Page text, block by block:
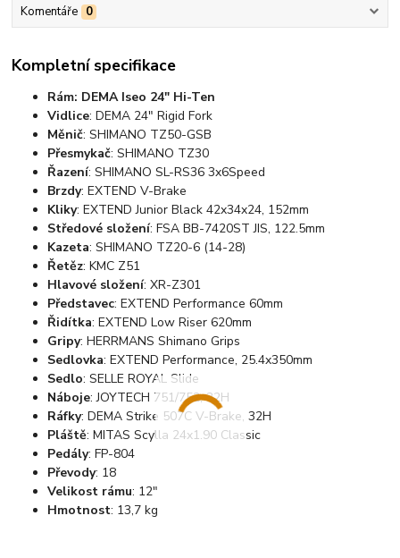
Komentáře 0
Kompletní specifikace
Rám: DEMA Iseo 24" Hi-Ten
Vidlice: DEMA 24" Rigid Fork
Měnič: SHIMANO TZ50-GSB
Přesmykač: SHIMANO TZ30
Řazení: SHIMANO SL-RS36 3x6Speed
Brzdy: EXTEND V-Brake
Kliky: EXTEND Junior Black 42x34x24, 152mm
Středové složení: FSA BB-7420ST JIS, 122.5mm
Kazeta: SHIMANO TZ20-6 (14-28)
Řetěz: KMC Z51
Hlavové složení: XR-Z301
Představec: EXTEND Performance 60mm
Řidítka: EXTEND Low Riser 620mm
Gripy: HERRMANS Shimano Grips
Sedlovka: EXTEND Performance, 25.4x350mm
Sedlo: SELLE ROYAL Slide
Náboje: JOYTECH 751/752, 32H
Ráfky: DEMA Strike 507C V-Brake, 32H
Pláště: MITAS Scylla 24x1.90 Classic
Pedály: FP-804
Převody: 18
Velikost rámu: 12"
Hmotnost: 13,7 kg